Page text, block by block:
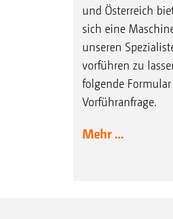
und Österreich
sich eine
unseren
vorführen zu
folgende
Vorführanfrage.
Mehr ...